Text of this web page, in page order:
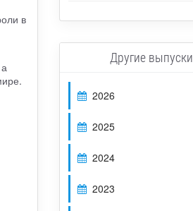
в
Другие выпуски
2026
2025
2024
2023